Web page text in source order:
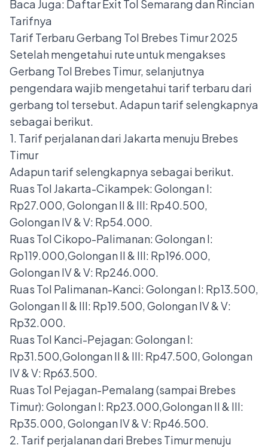
Baca Juga: Daftar Exit Tol Semarang dan Rincian
Tarifnya
Tarif Terbaru Gerbang Tol Brebes Timur 2025
Setelah mengetahui rute untuk mengakses
Gerbang Tol Brebes Timur, selanjutnya
pengendara wajib mengetahui tarif terbaru dari
gerbang tol tersebut. Adapun tarif selengkapnya
sebagai berikut.
1. Tarif perjalanan dari Jakarta menuju Brebes
Timur
Adapun tarif selengkapnya sebagai berikut.
Ruas Tol Jakarta-Cikampek: Golongan I:
Rp27.000, Golongan II & III: Rp40.500,
Golongan IV & V: Rp54.000.
Ruas Tol Cikopo-Palimanan: Golongan I:
Rp119.000,Golongan II & III: Rp196.000,
Golongan IV & V: Rp246.000.
Ruas Tol Palimanan-Kanci: Golongan I: Rp13.500,
Golongan II & III: Rp19.500, Golongan IV & V:
Rp32.000.
Ruas Tol Kanci-Pejagan: Golongan I:
Rp31.500,Golongan II & III: Rp47.500, Golongan
IV & V: Rp63.500.
Ruas Tol Pejagan-Pemalang (sampai Brebes
Timur): Golongan I: Rp23.000,Golongan II & III:
Rp35.000, Golongan IV & V: Rp46.500.
2. Tarif perjalanan dari Brebes Timur menuju